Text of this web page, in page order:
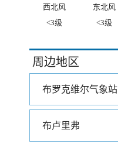
西北风 东北风
<3级
<3级
周边地区
布罗克维尔气象站
布卢里弗